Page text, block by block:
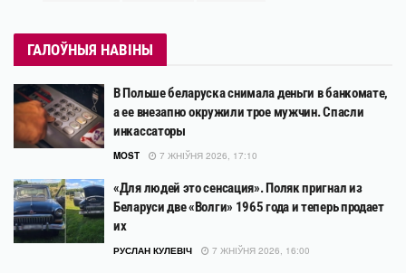
ГАЛОЎНЫЯ НАВІНЫ
В Польше беларуска снимала деньги в банкомате,
а ее внезапно окружили трое мужчин. Спасли
инкассаторы
MOST 7 ЖНІЎНЯ 2026, 17:10
«Для людей это сенсация». Поляк пригнал из
Беларуси две «Волги» 1965 года и теперь продает
их
РУСЛАН КУЛЕВІЧ 7 ЖНІЎНЯ 2026, 16:00